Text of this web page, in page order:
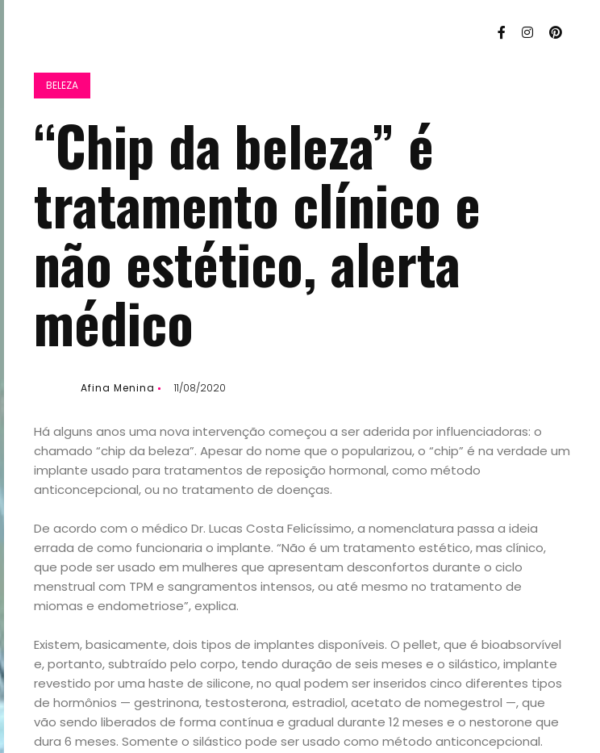
BELEZA
“Chip da beleza” é
tratamento clínico e
não estético, alerta
médico
Afina Menina 11/08/2020
Há alguns anos uma nova intervenção começou a ser aderida por influenciadoras: o
chamado “chip da beleza”. Apesar do nome que o popularizou, o “chip” é na verdade um
implante usado para tratamentos de reposição hormonal, como método
anticoncepcional, ou no tratamento de doenças.
De acordo com o médico Dr. Lucas Costa Felicíssimo, a nomenclatura passa a ideia
errada de como funcionaria o implante. “Não é um tratamento estético, mas clínico,
que pode ser usado em mulheres que apresentam desconfortos durante o ciclo
menstrual com TPM e sangramentos intensos, ou até mesmo no tratamento de
miomas e endometriose”, explica.
Existem, basicamente, dois tipos de implantes disponíveis. O pellet, que é bioabsorvível
e, portanto, subtraído pelo corpo, tendo duração de seis meses e o silástico, implante
revestido por uma haste de silicone, no qual podem ser inseridos cinco diferentes tipos
de hormônios — gestrinona, testosterona, estradiol, acetato de nomegestrol —, que
vão sendo liberados de forma contínua e gradual durante 12 meses e o nestorone que
dura 6 meses. Somente o silástico pode ser usado como método anticoncepcional.